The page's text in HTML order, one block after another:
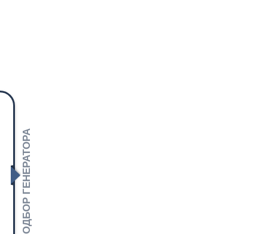
ПОДБОР ГЕНЕРАТОРА